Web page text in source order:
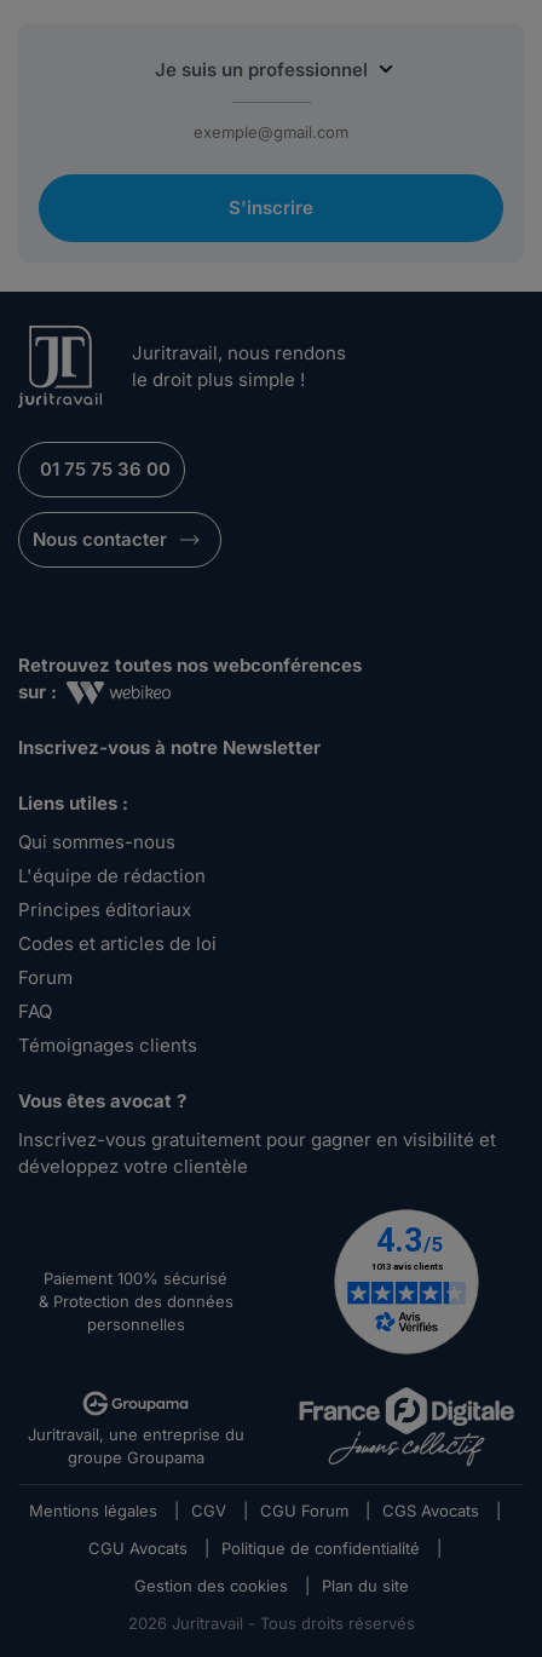
S'inscrire
Juritravail, nous rendons
le droit plus simple !
01 75 75 36 00
Nous contacter
Retrouvez toutes nos webconférences
sur :
Inscrivez-vous à notre Newsletter
Liens utiles :
Qui sommes-nous
L'équipe de rédaction
Principes éditoriaux
Codes et articles de loi
Forum
FAQ
Témoignages clients
Vous êtes avocat ?
Inscrivez-vous gratuitement pour gagner en visibilité et
développez votre clientèle
Paiement 100% sécurisé
& Protection des données
personnelles
Juritravail, une entreprise du
groupe Groupama
Mentions légales CGV CGU Forum CGS Avocats
CGU Avocats
Politique de confidentialité
Gestion des cookies
Plan du site
2026 Juritravail - Tous droits réservés